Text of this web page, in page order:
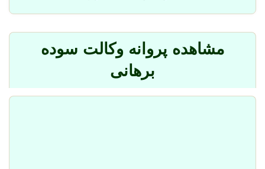
مشاهده پروانه وکالت سوده
برهانی